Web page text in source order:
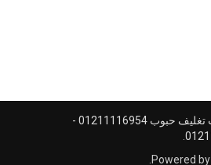
ماكينات تغليف حبوب 01211116954 -
.
Powered by
.